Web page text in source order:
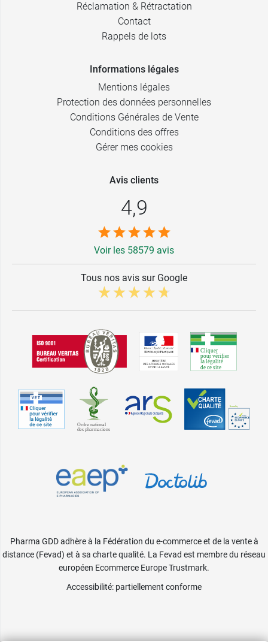
Réclamation & Rétractation
Contact
Rappels de lots
Informations légales
Mentions légales
Protection des données personnelles
Conditions Générales de Vente
Conditions des offres
Gérer mes cookies
Avis clients
4,9
Voir les 58579 avis
Tous nos avis sur Google
Pharma GDD adhère à la Fédération du e-commerce et de la vente à
distance (Fevad) et à sa charte qualité. La Fevad est membre du réseau
européen Ecommerce Europe Trustmark.
Accessibilité: partiellement conforme